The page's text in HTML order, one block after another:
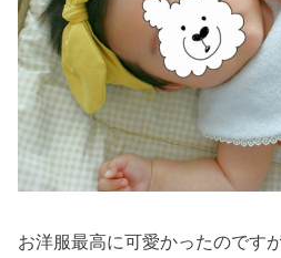
お洋服最高に可愛かったのです